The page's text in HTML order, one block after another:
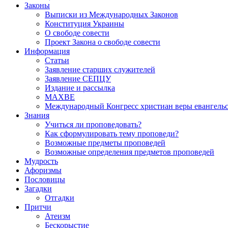
Законы
Выписки из Международных Законов
Конституция Украины
О свободе совести
Проект Закона о свободе совести
Информация
Статьи
Заявление старших служителей
Заявление СЕПЦУ
Издание и рассылка
МАХВЕ
Международный Конгресс христиан веры
Знания
Учиться ли проповедовать?
Как сформулировать тему проповеди?
Возможные предметы проповедей
Возможные определения предметов проповедей
Мудрость
Афоризмы
Пословицы
Загадки
Отгадки
Притчи
Атеизм
Бескорыстие